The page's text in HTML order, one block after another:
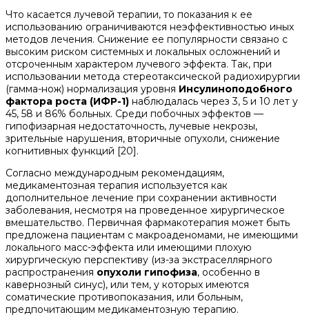
Что касается лучевой терапии, то показания к ее
использованию ограничиваются неэффективностью иных
методов лечения. Снижение ее популярности связано с
высоким риском системных и локальных осложнений и
отсроченным характером лучевого эффекта. Так, при
использовании метода стереотаксической радиохирургии
(гамма-нож) нормализация уровня Инсулиноподобного
фактора роста (ИФР-1) наблюдалась через 3, 5 и 10 лет у
45, 58 и 86% больных. Среди побочных эффектов —
гипофизарная недостаточность, лучевые некрозы,
зрительные нарушения, вторичные опухоли, снижение
когнитивных функций [20].
Согласно международным рекомендациям,
медикаментозная терапия используется как
дополнительное лечение при сохранении активности
заболевания, несмотря на проведенное хирургическое
вмешательство. Первичная фармакотерапия может быть
предложена пациентам с макроаденомами, не имеющими
локального масс-эффекта или имеющими плохую
хирургическую перспективу (из-за экстраселлярного
распространения опухоли гипофиза, особенно в
кавернозный синус), или тем, у которых имеются
соматические противопоказания, или больным,
предпочитающим медикаментозную терапию.